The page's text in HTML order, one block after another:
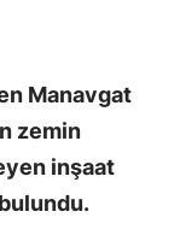
Manavgat
zemin
inşaat